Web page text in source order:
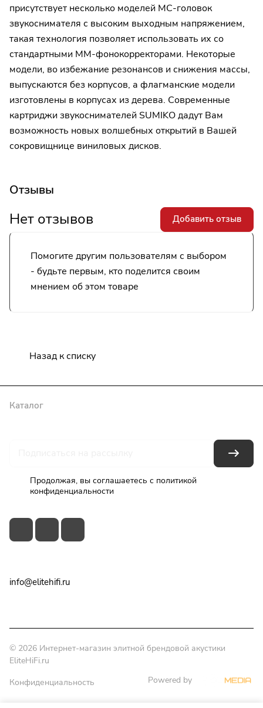
присутствует несколько моделей МС-головок
звукоснимателя с высоким выходным напряжением,
такая технология позволяет использовать их со
стандартными ММ-фонокорректорами. Некоторые
модели, во избежание резонансов и снижения массы,
выпускаются без корпусов, а флагманские модели
изготовлены в корпусах из дерева. Современные
картриджи звукоснимателей SUMIKO дадут Вам
возможность новых волшебных открытий в Вашей
сокровищнице виниловых дисков.
Отзывы
Помогите другим пользователям с выбором
- будьте первым, кто поделится своим
мнением об этом товаре
Нет отзывов Добавить отзыв
Назад к списку
Каталог
Продолжая, вы соглашаетесь с политикой
конфиденциальности
info@elitehifi.ru
© 2026 Интернет-магазин элитной брендовой акустики
EliteHiFi.ru
Конфиденциальность
Powered by